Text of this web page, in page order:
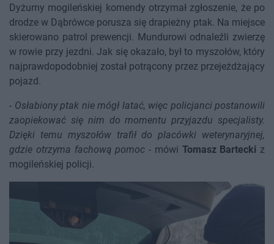
Dyżurny mogileńskiej komendy otrzymał zgłoszenie, że po
drodze w Dąbrówce porusza się drapieżny ptak. Na miejsce
skierowano patrol prewencji. Mundurowi odnaleźli zwierzę
w rowie przy jezdni. Jak się okazało, był to myszołów, który
najprawdopodobniej został potrącony przez przejeżdżający
pojazd.
- Osłabiony ptak nie mógł latać, więc policjanci postanowili
zaopiekować się nim do momentu przyjazdu specjalisty.
Dzięki temu myszołów trafił do placówki weterynaryjnej,
gdzie otrzyma fachową pomoc - mówi Tomasz Bartecki z
mogileńskiej policji.